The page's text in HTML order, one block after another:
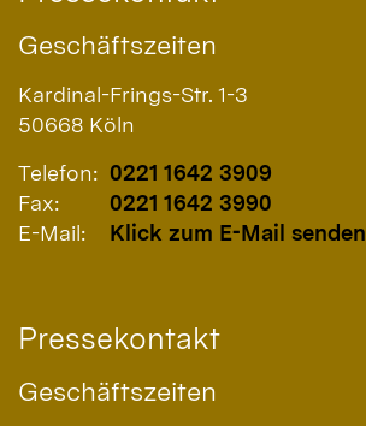
Geschäftszeiten
Kardinal-Frings-Str. 1-3
50668 Köln
Telefon: 0221 1642 3909
Fax:
0221 1642 3990
E-Mail:
Klick zum E-Mail senden
Pressekontakt
Geschäftszeiten